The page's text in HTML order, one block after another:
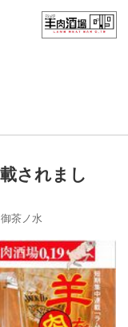
ナー）
チ）
ンジ店
されまし
御茶ノ水